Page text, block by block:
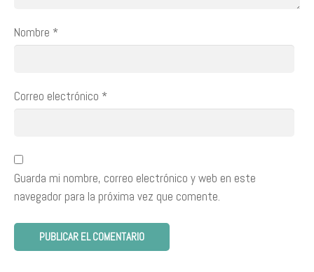
Nombre *
Correo electrónico *
Guarda mi nombre, correo electrónico y web en este
navegador para la próxima vez que comente.